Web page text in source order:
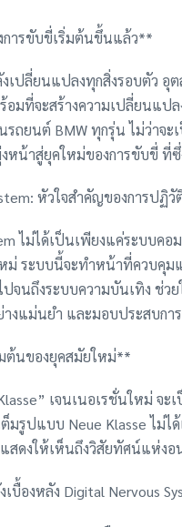
การขับขี่เริ่มต้นขึ้นแล้ว**
งเปลี่ยนแปลงทุกสิ่งรอบตัว
อมที่จะสร้างความเปลี่ยนแป
รถยนต์ BMW ทุกรุ่น ไม่ว่า
งหน้าสู่ยุคใหม่ของการขับขี่
หัวใจสำคัญของการปฏิ
ไม่ได้เป็นเพียงแค่ระบบ
ม่ ระบบนี้จะทำหน้าที่ควบคุม
จนถึงระบบความบันเทิง ช่
างแม่นยำ และมอบประสบก
ต้นของยุคสมัยใหม่**
เจนเนอเรชั่นใหม่ จ
ต็มรูปแบบ Neue Klasse ไ
สดงให้เห็นถึงวิสัยทัศน์แห่ง
บื้องหลัง Digital Nervous